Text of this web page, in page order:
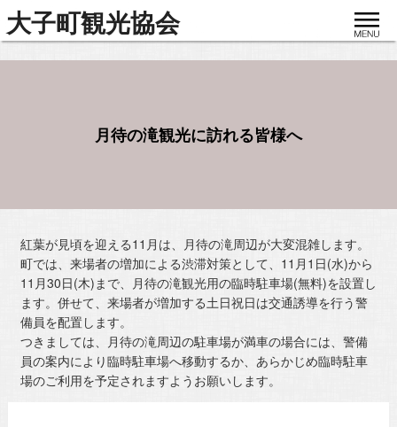
大子町観光協会 toggle
月待の滝観光に訪れる皆様へ
紅葉が見頃を迎える11月は、月待の滝周辺が大変混雑します。
町では、来場者の増加による渋滞対策として、11月1日(水)から
11月30日(木)まで、月待の滝観光用の臨時駐車場(無料)を設置し
ます。併せて、来場者が増加する土日祝日は交通誘導を行う警
備員を配置します。
つきましては、月待の滝周辺の駐車場が満車の場合には、警備
員の案内により臨時駐車場へ移動するか、あらかじめ臨時駐車
場のご利用を予定されますようお願いします。